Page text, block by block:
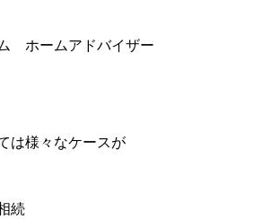
ホームアドバイザー
は様々なケースが
続